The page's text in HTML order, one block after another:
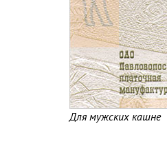
Для мужских кашне